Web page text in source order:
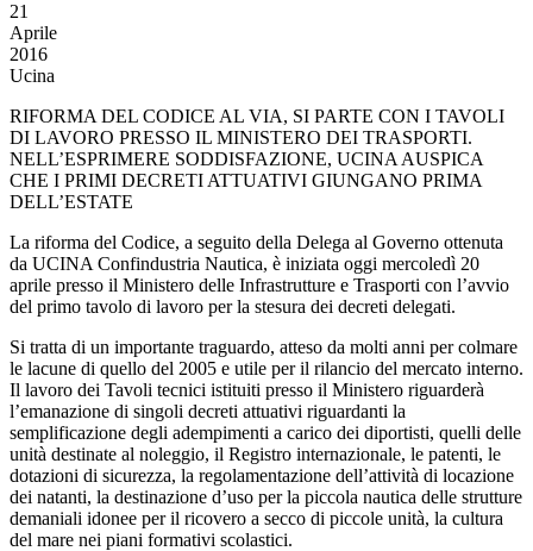
21
Aprile
2016
Ucina
RIFORMA DEL CODICE AL VIA, SI PARTE CON I TAVOLI
DI LAVORO PRESSO IL MINISTERO DEI TRASPORTI.
NELL’ESPRIMERE SODDISFAZIONE, UCINA AUSPICA
CHE I PRIMI DECRETI ATTUATIVI GIUNGANO PRIMA
DELL’ESTATE
La riforma del Codice, a seguito della Delega al Governo ottenuta
da UCINA Confindustria Nautica, è iniziata oggi mercoledì 20
aprile presso il Ministero delle Infrastrutture e Trasporti con l’avvio
del primo tavolo di lavoro per la stesura dei decreti delegati.
Si tratta di un importante traguardo, atteso da molti anni per colmare
le lacune di quello del 2005 e utile per il rilancio del mercato interno.
Il lavoro dei Tavoli tecnici istituiti presso il Ministero riguarderà
l’emanazione di singoli decreti attuativi riguardanti la
semplificazione degli adempimenti a carico dei diportisti, quelli delle
unità destinate al noleggio, il Registro internazionale, le patenti, le
dotazioni di sicurezza, la regolamentazione dell’attività di locazione
dei natanti, la destinazione d’uso per la piccola nautica delle strutture
demaniali idonee per il ricovero a secco di piccole unità, la cultura
del mare nei piani formativi scolastici.